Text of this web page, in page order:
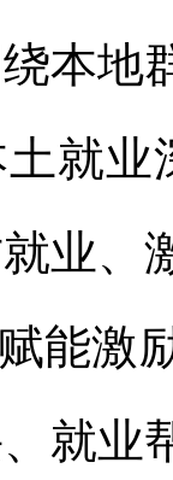
本地
就业
业、
赋能
就业